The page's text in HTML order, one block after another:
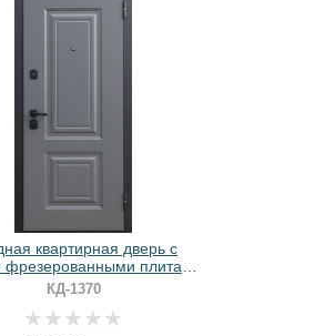
квартирная дверь с
плитами
МДФ
КД-1370